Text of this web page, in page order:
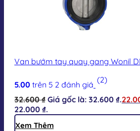
Van bướm tay quay gang Wonil
5.00 trên 5 2 đánh giá (2)
32.600₫ Giá gốc là: 32.600 ₫.
22.000 ₫.
Xem Thêm